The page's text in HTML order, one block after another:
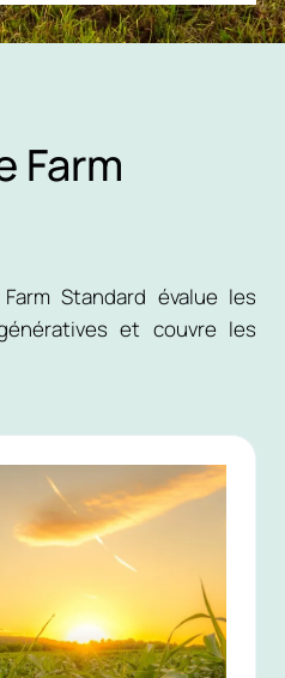
Farm
Standard évalue les
et couvre les